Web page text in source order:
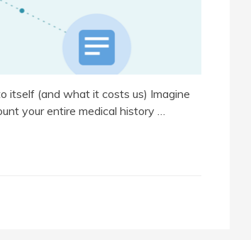
itself (and what it costs us) Imagine
your entire medical history …